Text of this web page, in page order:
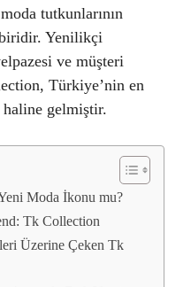
tutkunlarının
Yenilikçi
ve müşteri
Türkiye’nin en
haline gelmiştir.
Moda İkonu mu?
Tk Collection
Üzerine Çeken Tk